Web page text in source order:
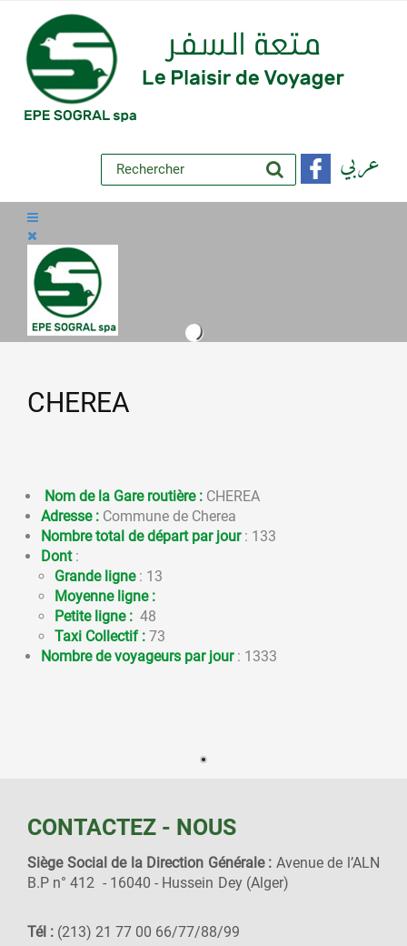
عربي
CHEREA
Nom de la Gare routière : CHEREA
Adresse : Commune de Cherea
Nombre total de départ par jour: 133
Dont :
Grande ligne: 13
Moyenne ligne :
Petite ligne : 48
Taxi Collectif : 73
Nombre de voyageurs par jour : 1333
CONTACTEZ - NOUS
Siège Social de la Direction Générale : Avenue de l’ALN
B.P n° 412 - 16040 - Hussein Dey (Alger)
Tél : (213) 21 77 00 66/77/88/99